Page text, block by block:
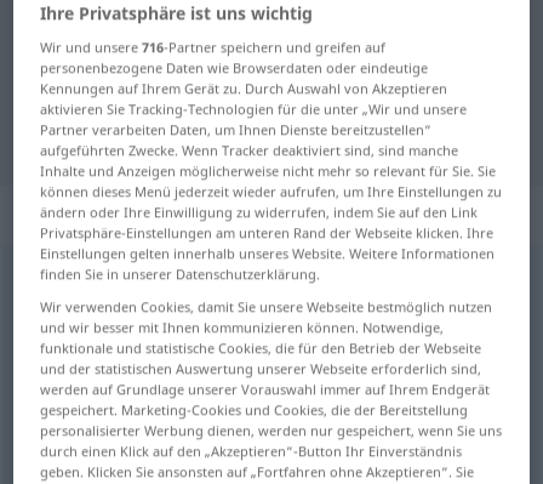
Französisch-Deutsch Übersetzung
für "escalade"
"escalade" Deutsch Übersetzung
„escalade“: féminin
escalade [ɛskalad]f
Übersicht aller Übersetzungen
(Für mehr Details die Übersetzung anklicken/antippen)
Übersteigen, Besteigung, Erklettern, Klettern
Eskalation, Eskalierung, Zuspitzung
Ihre Privatsphäre ist uns wichtig
Wir und unsere716-Partner speichern und greifen auf
personenbezogene Daten wie Browserdaten oder eindeutige
Kennungen auf Ihrem Gerät zu. Durch Auswahl von Akzeptieren
aktivieren Sie Tracking-Technologien für die unter „Wir und unsere
Partner verarbeiten Daten, um Ihnen Dienste bereitzustellen“
aufgeführten Zwecke. Wenn Tracker deaktiviert sind, sind manche
Inhalte und Anzeigen möglicherweise nicht mehr so relevant für Sie. Sie
können dieses Menü jederzeit wieder aufrufen, um Ihre Einstellungen zu
ändern oder Ihre Einwilligung zu widerrufen, indem Sie auf den Link
Privatsphäre-Einstellungen am unteren Rand der Webseite klicken. Ihre
Einstellungen gelten innerhalb unseres Website. Weitere Informationen
finden Sie in unserer Datenschutzerklärung.
Wir verwenden Cookies, damit Sie unsere Webseite bestmöglich nutzen
und wir besser mit Ihnen kommunizieren können. Notwendige,
funktionale und statistische Cookies, die für den Betrieb der Webseite
und der statistischen Auswertung unserer Webseite erforderlich sind,
werden auf Grundlage unserer Vorauswahl immer auf Ihrem Endgerät
gespeichert. Marketing-Cookies und Cookies, die der Bereitstellung
personalisierter Werbung dienen, werden nur gespeichert, wenn Sie uns
durch einen Klick auf den „Akzeptieren“-Button Ihr Einverständnis
geben. Klicken Sie ansonsten auf „Fortfahren ohne Akzeptieren“. Sie